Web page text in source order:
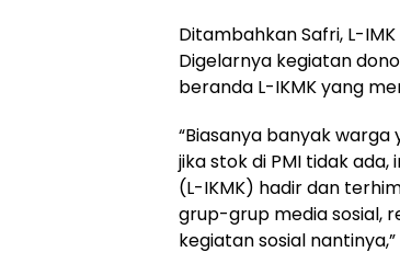
Ditambahkan Safri, L-
Digelarnya kegiatan
beranda L-IKMK yang
“Biasanya banyak
jika stok di PMI tidak
(L-IKMK) hadir dan
grup-grup media sosial,
kegiatan sosial